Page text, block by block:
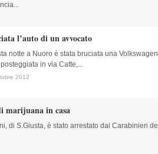
l’auto di un avvocato
notte a Nuoro è stata bruciata una Volkswagen
in via Catte,...
2012
marijuana in casa
di S.Giusta, è stato arrestato dai Carabinieri del